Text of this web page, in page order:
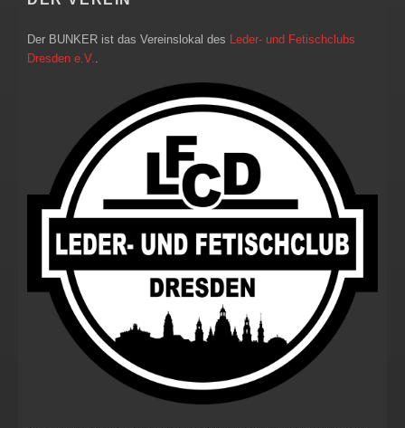
Der BUNKER ist das Vereinslokal des Leder- und Fetischclubs
Dresden e.V.